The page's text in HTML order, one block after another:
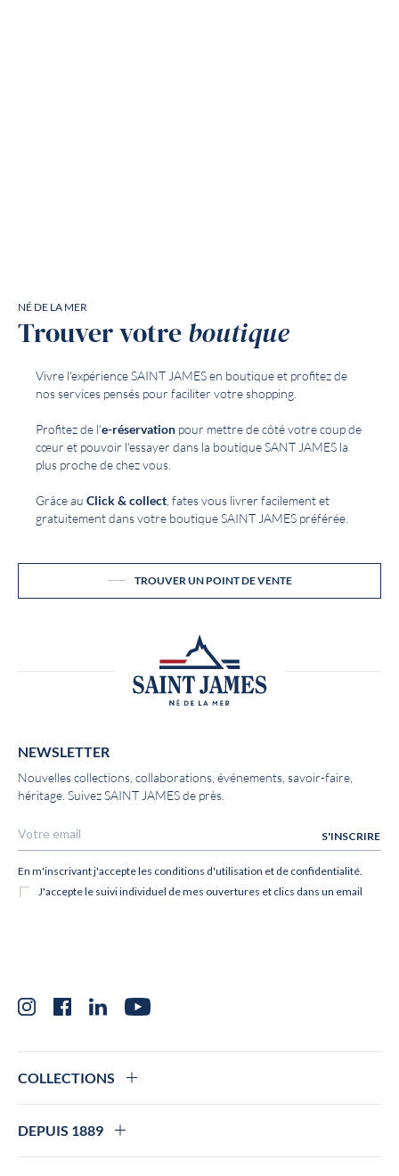
NÉ DE LA MER
Trouver votre boutique
Vivre l'expérience SAINT JAMES en boutique et profitez de
nos services pensés pour faciliter votre shopping.
Profitez de l'e-réservation pour mettre de côté votre coup de
cœur et pouvoir l'essayer dans la boutique SANT JAMES la
plus proche de chez vous.
Grâce au Click & collect , fates vous livrer facilement et
gratuitement dans votre boutique SAINT JAMES préférée.
TROUVER UN POINT DE VENTE
NEWSLETTER
Nouvelles collections, collaborations, événements, savoir-faire,
héritage. Suivez SAINT JAMES de près.
InstagramFacebookLinkedInYouTube
COLLECTIONS
DEPUIS 1889